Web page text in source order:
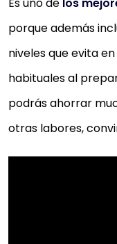
porque además
niveles que evita
habituales al
podrás ahorrar
otras labores,